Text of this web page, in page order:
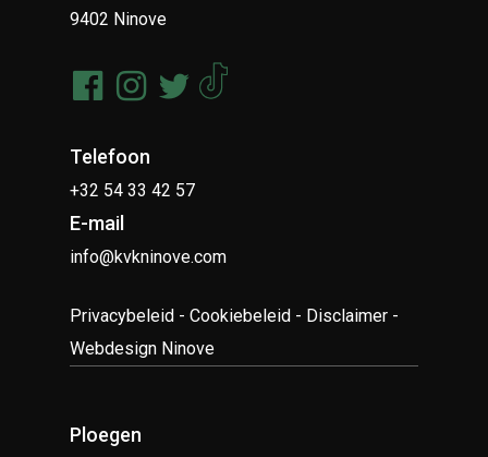
9402 Ninove
Telefoon
+32 54 33 42 57
E-mail
info@kvkninove.com
Privacybeleid -Cookiebeleid - Disclaimer -
Webdesign Ninove
Ploegen